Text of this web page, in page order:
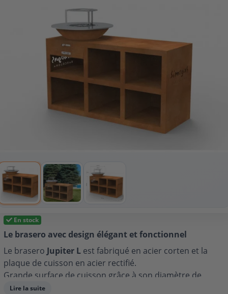
En stock
Le brasero avec design élégant et fonctionnel
Le brasero Jupiter L est fabriqué en acier corten et la
plaque de cuisson en acier rectifié.
Grande surface de cuisson grâce à son diamètre de
60cm. La plaque circulaire de cuisson en acier rectifié
Lire la suite